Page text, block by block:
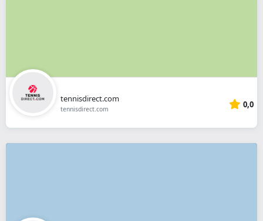
tennisdirect.com
tennisdirect.com 0,0